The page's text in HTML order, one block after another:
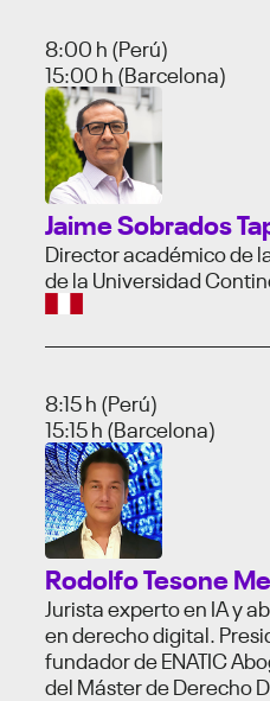
8:00 h (Perú)
15:00 h (Barcelona)
Jaime Sobrados
Director académico de
de la Universidad
8:15 h (Perú)
15:15 h (Barcelona)
Rodolfo Tesone
Jurista experto en IA y
en derecho digital.
fundador de ENATIC
del Máster de Derecho